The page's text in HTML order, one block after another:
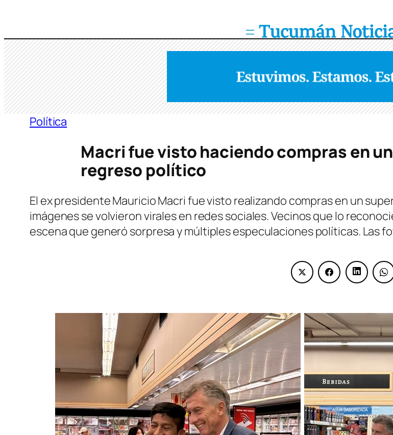
contenido
Política
Macri fue visto haciendo compras en
regreso político
El ex presidente Mauricio Macri fue visto realizando compras en un
imágenes se volvieron virales en redes sociales. Vecinos que lo
escena que generó sorpresa y múltiples especulaciones políticas. Las